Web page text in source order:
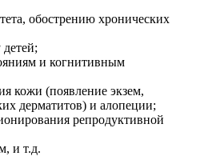
обострению хронических
детей;
и когнитивным
кожи (появление экзем,
дерматитов) и алопеции;
репродуктивной
и т.д.